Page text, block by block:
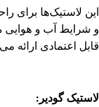
این لاستیک‌ها برای
و شرایط آب و
قابل اعتمادی ارائه
︎لاستیک گودیر :